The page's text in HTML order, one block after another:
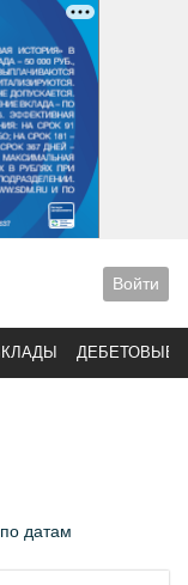
Войти
ДЕБЕТОВЫЕ
датам